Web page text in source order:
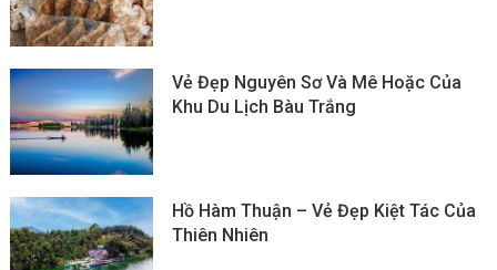
Vẻ Đẹp Nguyên Sơ Và Mê Hoặc Của
Khu Du Lịch Bàu Trắng
Hồ Hàm Thuận – Vẻ Đẹp Kiệt Tác Của
Thiên Nhiên